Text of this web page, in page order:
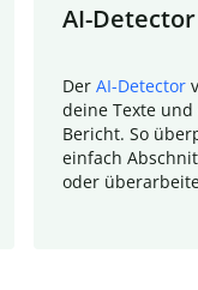
AI-Detector
Der AI-Detector
deine Texte
Bericht. So
einfach
oder